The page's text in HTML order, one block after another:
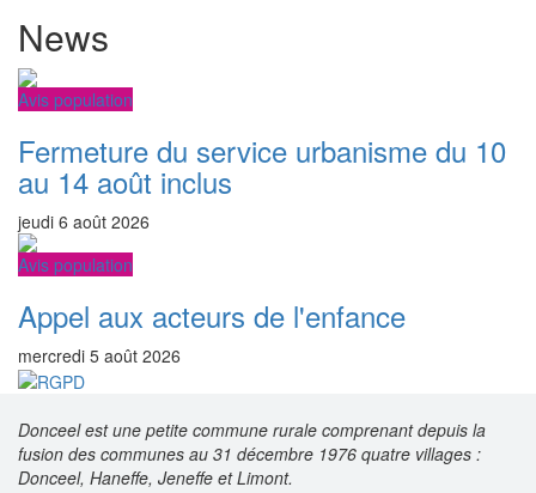
News
Avis population
Fermeture du service urbanisme du 10
au 14 août inclus
jeudi 6 août 2026
Avis population
Appel aux acteurs de l'enfance
mercredi 5 août 2026
Donceel est une petite commune rurale comprenant depuis la
fusion des communes au 31 décembre 1976 quatre villages :
Donceel, Haneffe, Jeneffe et Limont.